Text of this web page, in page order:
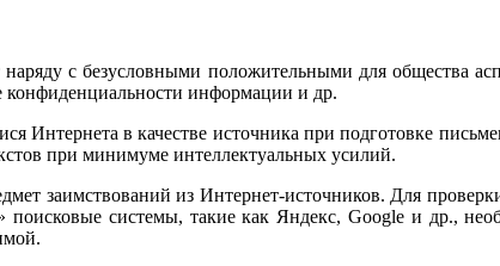
с безусловными положительными для общества
конфиденциальности информации и др.
Интернета в качестве источника при подготовке
при минимуме интеллектуальных усилий.
заимствований из Интернет-источников. Для
системы, такие как Яндекс, Google и др.,